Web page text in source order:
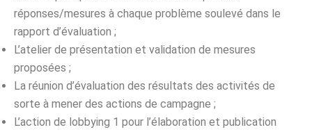
réponses/mesures à chaque problème soulevé dans le
rapport d’évaluation ;
L’atelier de présentation et validation de mesures
proposées ;
La réunion d’évaluation des résultats des activités de
sorte à mener des actions de campagne ;
L’action de lobbying 1 pour l’élaboration et publication